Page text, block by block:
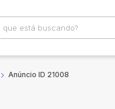
Categoria
Anúncio ID 21008